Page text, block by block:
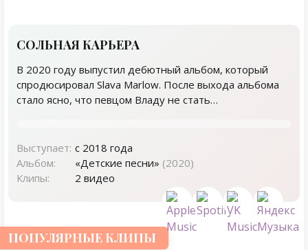
СОЛЬНАЯ КАРЬЕРА
В 2020 году выпустил дебютный альбом, который
спродюсировал Slava Marlow. После выхода альбома
стало ясно, что певцом Владу не стать…
Выступает: с 2018 года
Альбом:
«Детские песни» (2020)
Клипы:
2 видео
ПОПУЛЯРНЫЕ КЛИПЫ